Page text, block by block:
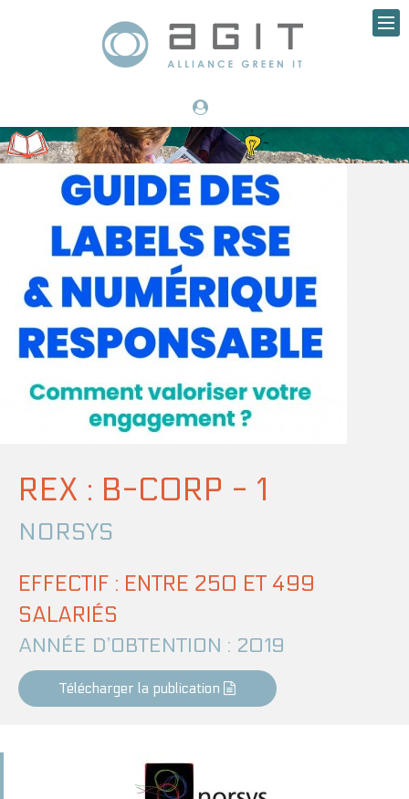
REX : B-CORP - 1
NORSYS
EFFECTIF : ENTRE 250 ET 499
SALARIÉS
ANNÉE D’OBTENTION : 2019
Télécharger la publication